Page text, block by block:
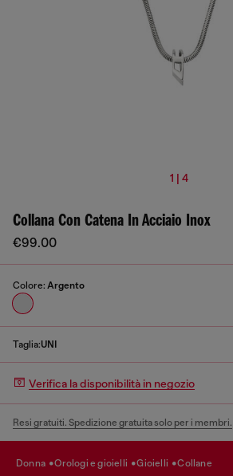
1 | 4
Collana Con Catena In Acciaio Inox
€99.00
Colore: Argento
Taglia:UNI
Verifica la disponibilità in negozio
Resi gratuiti. Spedizione gratuita solo per i membri.
donna orologi e gioielli gioielli collane